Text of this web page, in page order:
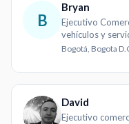
B
Bryan
Ejecutivo
vehículos y
Bogotá, Bogota
David
Ejecutivo